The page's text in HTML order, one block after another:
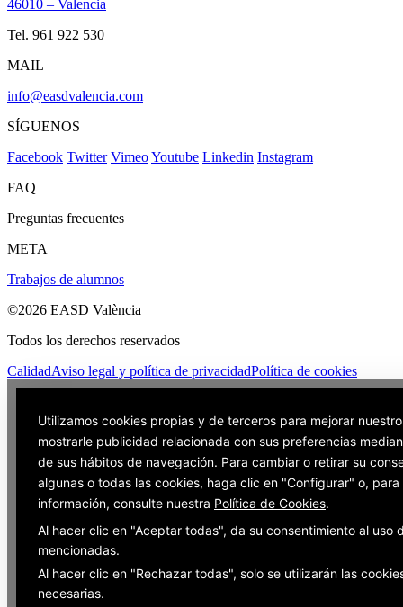
46010 – Valencia
Tel. 961 922 530
MAIL
info@easdvalencia.com
SÍGUENOS
Facebook Twitter VimeoYoutube Linkedin Instagram
FAQ
Preguntas frecuentes
META
Trabajos de alumnos
©2026 EASD València
Todos los derechos reservados
CalidadAviso legal y política de privacidadPolítica de cookies
Utilizamos cookies propias y de terceros para mejorar
mostrarle publicidad relacionada con sus preferencias
de sus hábitos de navegación. Para cambiar o retirar su
algunas o todas las cookies, haga clic en "Configurar" o, para
información, consulte nuestra Política de Cookies.
Al hacer clic en "Aceptar todas", da su consentimiento al uso
mencionadas.
Al hacer clic en "Rechazar todas", solo se utilizarán las
necesarias.